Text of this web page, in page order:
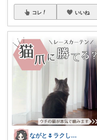
コレ いいね
ながと🌷ラクしてときめく暮らし